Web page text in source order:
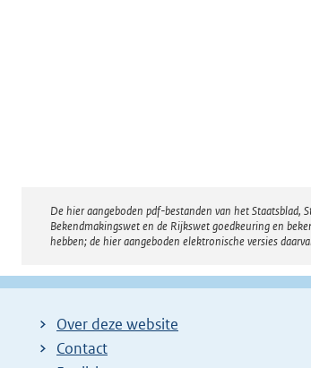
Disclaimer
De hier aangeboden pdf-bestanden van het Staatsblad,
Bekendmakingswet en de Rijkswet goedkeuring en
hebben; de hier aangeboden elektronische versies
Over deze website
Contact